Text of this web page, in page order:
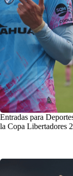
Entradas para
la Copa Libertadores